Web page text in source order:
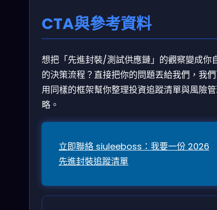
CTA與參考資料
想把「先進封裝/測試供應鏈」的觀察變成你
的決策流程？直接把你的問題丟給我們，我
用同樣的框架幫你整理投資追蹤清單與風險
略。
立即聯絡 siuleeboss：我要一份 2026
先進封裝追蹤清單